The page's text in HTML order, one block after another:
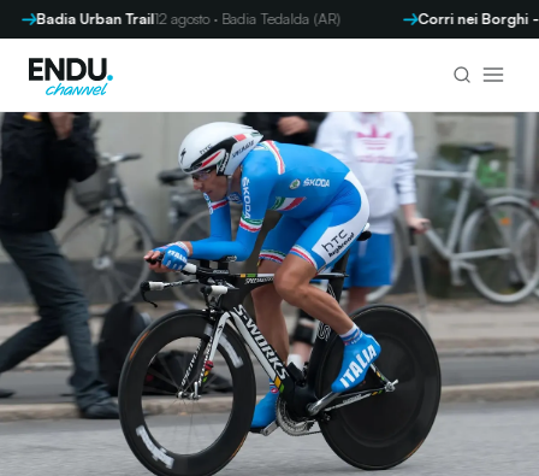
Urban Trail12 agosto · Badia Tedalda (AR) Corri nei Borghi - Parre